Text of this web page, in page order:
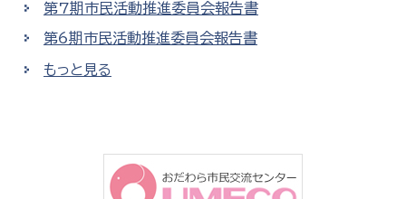
第7期市民活動推進委員会報告書
第6期市民活動推進委員会報告書
もっと見る